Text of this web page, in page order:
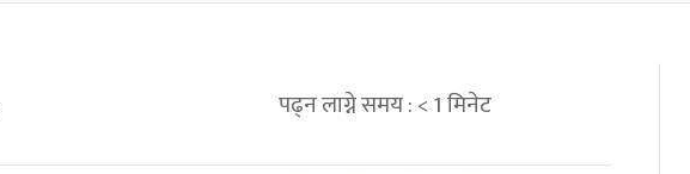
पढ्न लाग्ने समय :< 1मिनेट